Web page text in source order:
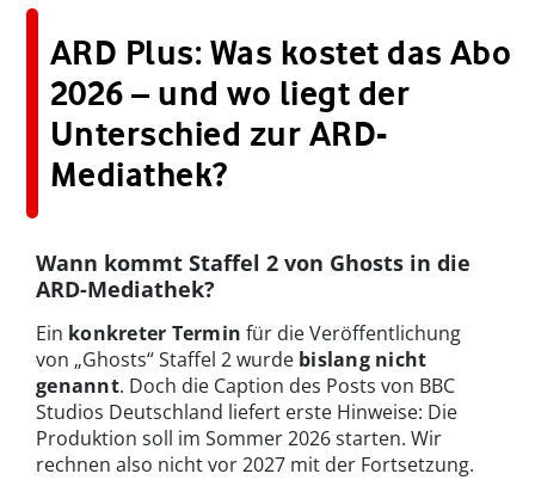
ARD Plus: Was kostet das Abo
2026 – und wo liegt der
Unterschied zur ARD-
Mediathek?
Wann kommt Staffel 2 von Ghosts in die
ARD-Mediathek?
Ein konkreter Termin für die Veröffentlichung
von „Ghosts“ Staffel 2 wurde bislang nicht
genannt. Doch die Caption des Posts von BBC
Studios Deutschland liefert erste Hinweise: Die
Produktion soll im Sommer 2026 starten. Wir
rechnen also nicht vor 2027 mit der Fortsetzung.